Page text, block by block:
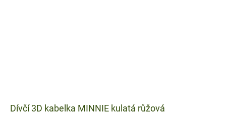
Dívčí 3D kabelka MINNIE kulatá růžová